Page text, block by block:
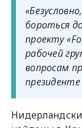
бороться
проекту
рабочей
вопросам
президенте